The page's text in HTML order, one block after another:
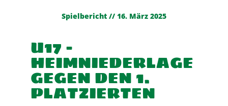
Spielbericht // 16. März 2025
U17 –
HEIMNIEDERLAGE
GEGEN DEN 1.
PLATZIERTEN